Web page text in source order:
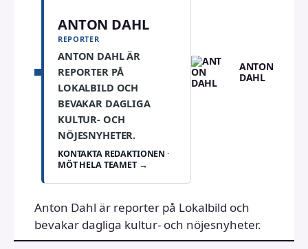
ANTON DAHL
REPORTER
ANTON DAHL ÄR
REPORTER PÅ
LOKALBILD OCH
BEVAKAR DAGLIGA
KULTUR- OCH
NÖJESNYHETER.
KONTAKTA REDAKTIONEN ·
MÖT HELA TEAMET →
ANTON
DAHL
Anton Dahl är reporter på Lokalbild och
bevakar dagliga kultur- och nöjesnyheter.